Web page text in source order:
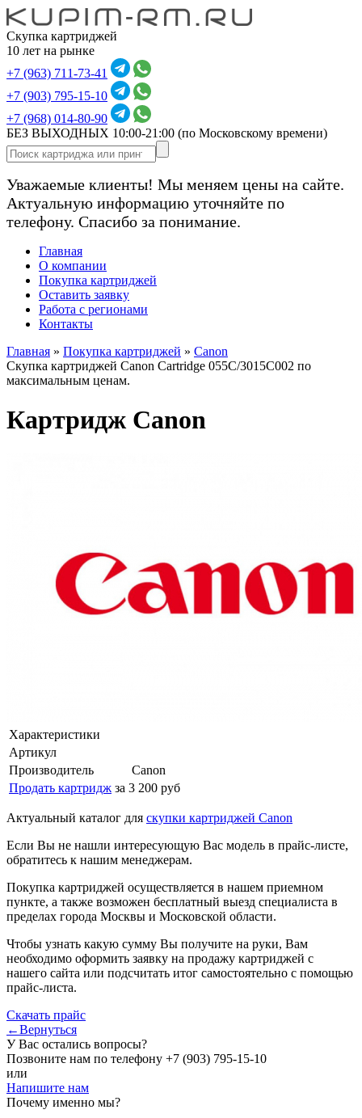
Скупка картриджей
10 лет на рынке
+7 (963) 711-73-41
+7 (903) 795-15-10
+7 (968) 014-80-90
БЕЗ ВЫХОДНЫХ 10:00-21:00 (по Московскому времени)
Уважаемые клиенты! Мы меняем цены на сайте.
Актуальную информацию уточняйте по
телефону. Спасибо за понимание.
Главная
О компании
Покупка картриджей
Оставить заявку
Работа с регионами
Контакты
Главная » Покупка картриджей » Canon
Скупка картриджей Canon Cartridge 055C/3015C002 по
максимальным ценам.
Картридж Canon
Характеристики
Артикул
Производитель
Canon
Продать картридж за 3 200 руб
Актуальный каталог для скупки картриджей Canon
Если Вы не нашли интересующую Вас модель в прайс-листе,
обратитесь к нашим менеджерам.
Покупка картриджей осуществляется в нашем приемном
пункте, а также возможен бесплатный выезд специалиста в
пределах города Москвы и Московской области.
Чтобы узнать какую сумму Вы получите на руки, Вам
необходимо оформить заявку на продажу картриджей с
нашего сайта или подсчитать итог самостоятельно с помощью
прайс-листа.
Скачать прайс
←Вернуться
У Вас остались вопросы?
Позвоните нам по телефону +7 (903) 795-15-10
или
Напишите нам
Почему именно мы?